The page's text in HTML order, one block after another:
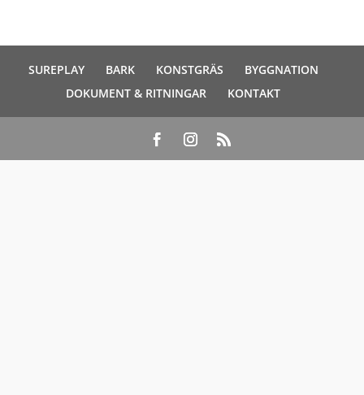
SUREPLAY BARK KONSTGRÄS
BYGGNATION
DOKUMENT & RITNINGAR
KONTAKT